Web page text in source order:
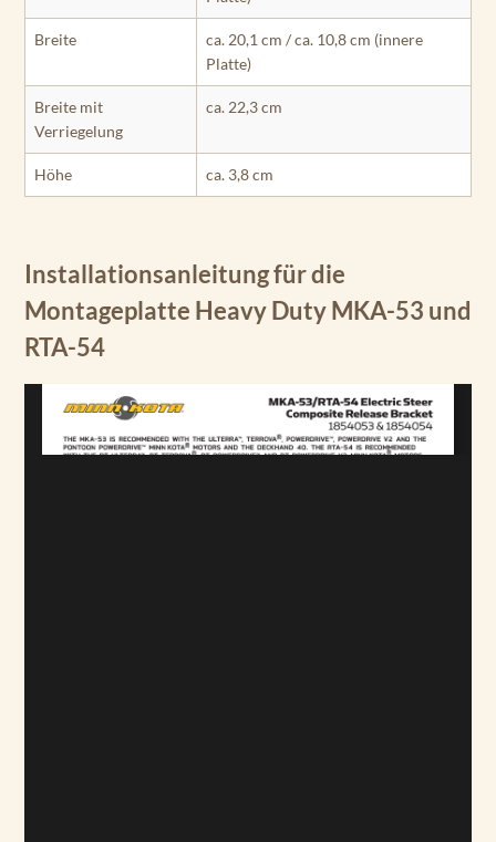
Breite
ca. 20,1 cm / ca. 10,8 cm (innere
Platte)
Breite mit
Verriegelung
ca. 22,3 cm
Höhe ca. 3,8 cm
Installationsanleitung für die
Montageplatte Heavy Duty MKA-53 und
RTA-54